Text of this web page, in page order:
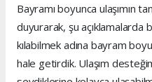
Bayramı boyunca ulaşımın
duyurarak, şu açıklamalarda
kılabilmek adına bayram
hale getirdik. Ulaşım